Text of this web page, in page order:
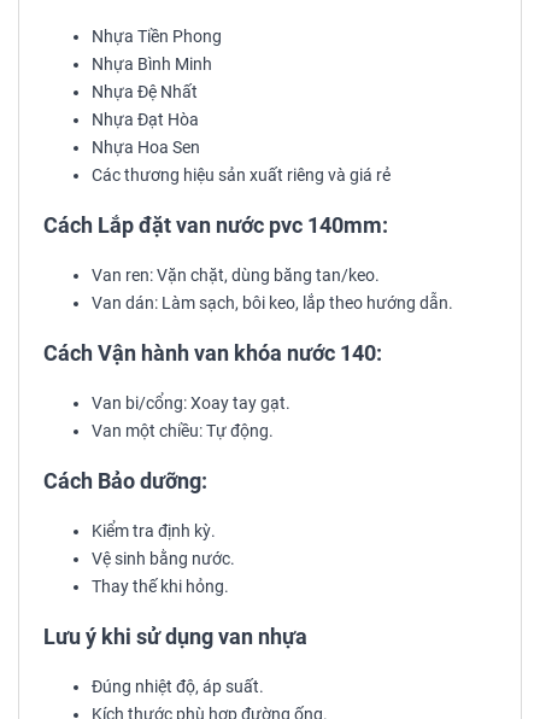
Nhựa Tiền Phong
Nhựa Bình Minh
Nhựa Đệ Nhất
Nhựa Đạt Hòa
Nhựa Hoa Sen
Các thương hiệu sản xuất riêng và giá rẻ
Cách Lắp đặt van nước pvc 140mm:
Van ren: Vặn chặt, dùng băng tan/keo.
Van dán: Làm sạch, bôi keo, lắp theo hướng dẫn.
Cách Vận hành van khóa nước 140:
Van bi/cổng: Xoay tay gạt.
Van một chiều: Tự động.
Cách Bảo dưỡng:
Kiểm tra định kỳ.
Vệ sinh bằng nước.
Thay thế khi hỏng.
Lưu ý khi sử dụng van nhựa
Đúng nhiệt độ, áp suất.
Kích thước phù hợp đường ống.